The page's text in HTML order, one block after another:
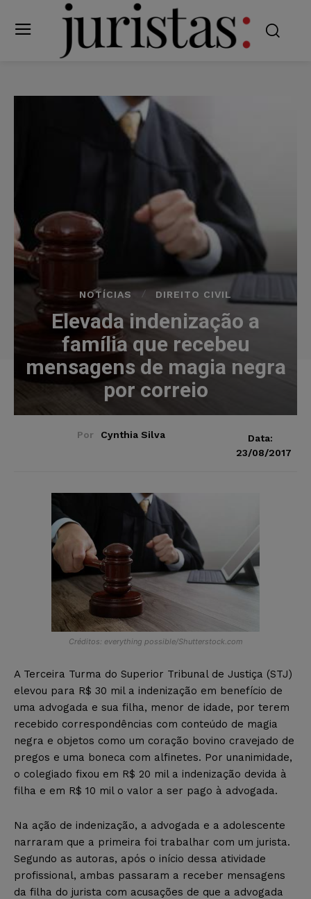
NOTÍCIAS DIREITO CIVIL
Elevada indenização a
família que recebeu
mensagens de magia negra
por correio
Por Cynthia Silva
Data:
23/08/2017
Créditos: everything possible/Shutterstock.com
A Terceira Turma do Superior Tribunal de Justiça (STJ)
elevou para R$ 30 mil a indenização em benefício de
uma advogada e sua filha, menor de idade, por terem
recebido correspondências com conteúdo de magia
negra e objetos como um coração bovino cravejado de
pregos e uma boneca com alfinetes. Por unanimidade,
o colegiado fixou em R$ 20 mil a indenização devida à
filha e em R$ 10 mil o valor a ser pago à advogada.
Na ação de indenização, a advogada e a adolescente
narraram que a primeira foi trabalhar com um jurista.
Segundo as autoras, após o início dessa atividade
profissional, ambas passaram a receber mensagens
da filha do jurista com acusações de que a advogada